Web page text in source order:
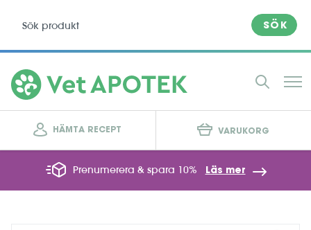
SÖK
HÄMTA RECEPT VARUKORG
Prenumerera & spara 10% Läs mer